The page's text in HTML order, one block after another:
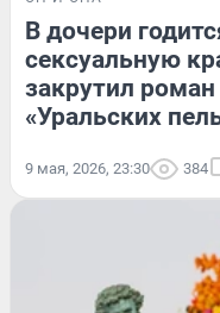
В дочери
сексуальную
закрутил
«Уральских
9 мая, 2026, 23:30 384